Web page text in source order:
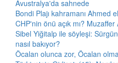
Avustralya'da sahnede
Bondi Plajı kahramanı Ahmed
CHP'nin önü açık mı?
Sibel Yiğitalp ile söyleşi:
nasıl bakıyor?
Öcalan olunca zor, Öcalan